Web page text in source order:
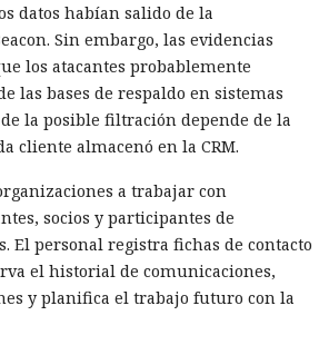
funcionaban componentes
Ese tipo de servicios
internet de clientes a través de
y de oficina ordinarias. En ese
se convierte en un nodo de salida: un
solicitudes a través de una dirección
ven no el origen real de la
del propietario del dispositivo.
puede seguir funcionando en segundo
de cerrar la aplicación. El televisor
a internet casi de forma continua, por
puede pasar por él durante horas. El
datos habían salido de la
Sin embargo, las evidencias
los atacantes probablemente
las bases de respaldo en sistemas
la posible filtración depende de la
cliente almacenó en la CRM.
a trabajar con
socios y participantes de
El personal registra fichas de contacto
el historial de comunicaciones,
y planifica el trabajo futuro con la